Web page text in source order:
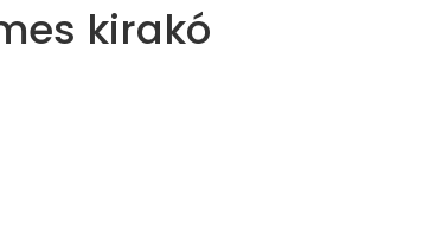
kirakó